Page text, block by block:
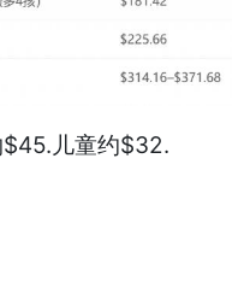
$45.儿童约$32.